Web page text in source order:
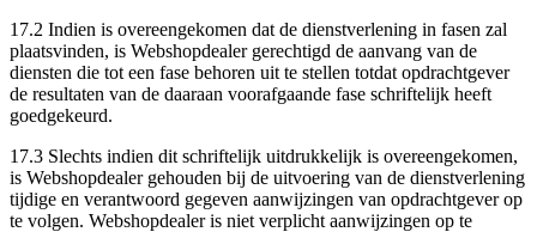
17.2 Indien is overeengekomen dat de dienstverlening in fasen zal
plaatsvinden, is Webshopdealer gerechtigd de aanvang van de
diensten die tot een fase behoren uit te stellen totdat opdrachtgever
de resultaten van de daaraan voorafgaande fase schriftelijk heeft
goedgekeurd.
17.3 Slechts indien dit schriftelijk uitdrukkelijk is overeengekomen,
is Webshopdealer gehouden bij de uitvoering van de dienstverlening
tijdige en verantwoord gegeven aanwijzingen van opdrachtgever op
te volgen. Webshopdealer is niet verplicht aanwijzingen op te